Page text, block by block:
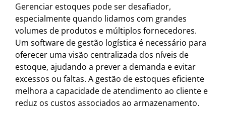
Gerenciar estoques pode ser desafiador,
especialmente quando lidamos com grandes
volumes de produtos e múltiplos fornecedores.
Um software de gestão logística é necessário para
oferecer uma visão centralizada dos níveis de
estoque, ajudando a prever a demanda e evitar
excessos ou faltas. A gestão de estoques eficiente
melhora a capacidade de atendimento ao cliente e
reduz os custos associados ao armazenamento.